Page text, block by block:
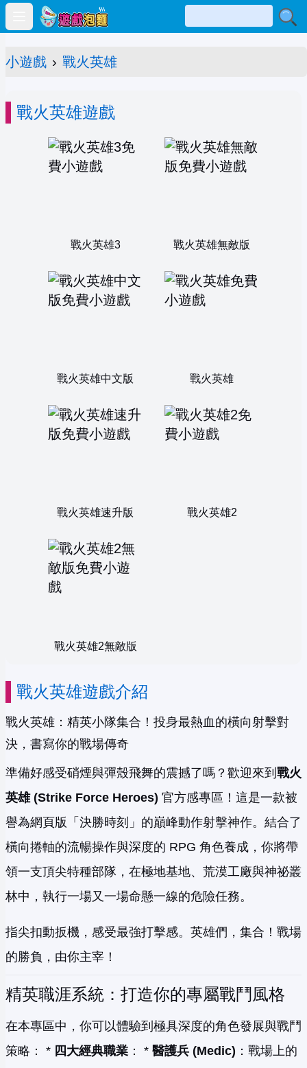
Open main menu
小遊戲 › 戰火英雄
戰火英雄遊戲
戰火英雄3 戰火英雄無敵版
戰火英雄中文版 戰火英雄
戰火英雄速升版 戰火英雄2
戰火英雄2無敵版
戰火英雄遊戲介紹
戰火英雄：精英小隊集合！投身最熱血的橫向射擊對
決，書寫你的戰場傳奇
準備好感受硝煙與彈殼飛舞的震撼了嗎？歡迎來到 戰火
英雄 (Strike Force Heroes) 官方感專區！這是一款被
譽為網頁版「決勝時刻」的巔峰動作射擊神作。結合了
橫向捲軸的流暢操作與深度的 RPG 角色養成，你將帶
領一支頂尖特種部隊，在極地基地、荒漠工廠與神祕叢
林中，執行一場又一場命懸一線的危險任務。
指尖扣動扳機，感受最強打擊感。英雄們，集合！戰場
的勝負，由你主宰！
精英職涯系統：打造你的專屬戰鬥風格
在本專區中，你可以體驗到極具深度的角色發展與戰鬥
策略： * 四大經典職業 ： * 醫護兵 (Medic) ：戰場上的